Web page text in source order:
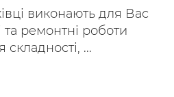
виконають для Вас
ремонтні роботи
складності, ...